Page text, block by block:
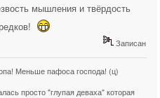
мышления и твёрдость
Записан
Меньше пафоса господа! (ц)
просто "глупая деваха" которая